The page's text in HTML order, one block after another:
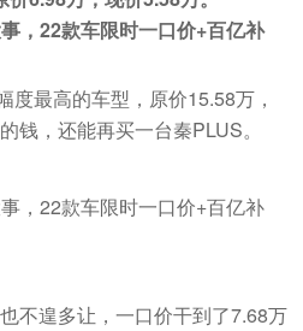
度最高的车型，原价15.58万，
钱，还能再买一台秦PLUS。
不遑多让，一口价干到了7.68万